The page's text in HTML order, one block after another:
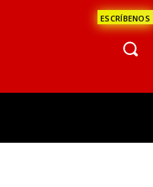
ESCRÍBENOS
RÍO 93.1 FM |